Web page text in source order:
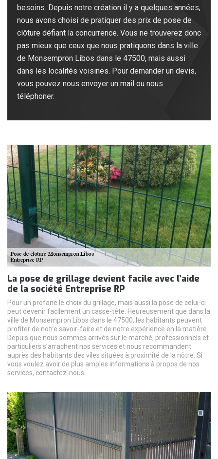
besoins. Depuis notre création il y a quelques années,
nous avons choisi de pratiquer des prix de pose de
clôture défiant la concurrence. Vous ne trouverez donc
pas mieux que ceux que nous pratiquons dans la ville
de Monsempron Libos dans le 47500, mais aussi
dans les localités voisines. Pour demander un devis,
vous pouvez nous envoyer un mail ou nous
téléphoner.
La pose de grillage devient facile avec l’aide
de la société Entreprise RP
Pour un profane le choix du grillage, mais aussi la pose de celui-ci
peut devenir facilement un casse-tête. Heureusement que dans la
ville de Monsempron Libos dans le 47500, les habitants peuvent
profiter de notre savoir-faire et de notre expérience en la matière.
Depuis que nous sommes arrivés sur le marché, professionnels et
particuliers s’arrachent nos services et nous recommandent
auprès des habitants des viles situées à proximité de la nôtre. Si
vous voulez avoir de plus amples informations à propos de nos
services, contactez-nous.